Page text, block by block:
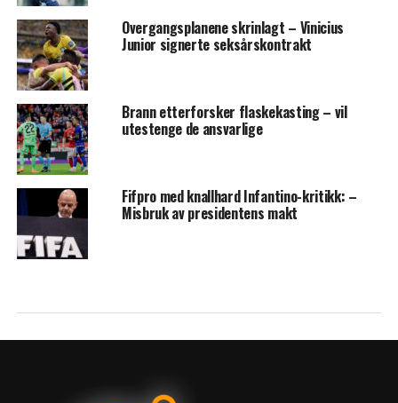
Overgangsplanene skrinlagt – Vinicius
Junior signerte seksårskontrakt
Brann etterforsker flaskekasting – vil
utestenge de ansvarlige
Fifpro med knallhard Infantino-kritikk: –
Misbruk av presidentens makt